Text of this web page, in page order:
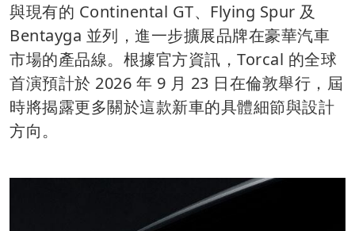
與現有的 Continental GT、Flying Spur 及
Bentayga 並列，進一步擴展品牌在豪華汽車
市場的產品線。根據官方資訊，Torcal 的全球
首演預計於 2026 年 9 月 23 日在倫敦舉行，屆
時將揭露更多關於這款新車的具體細節與設計
方向。